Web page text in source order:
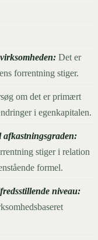
Det er
forrentning stiger.
om det er primært
i egenkapitalen.
stiger i relation
formel.
niveau: